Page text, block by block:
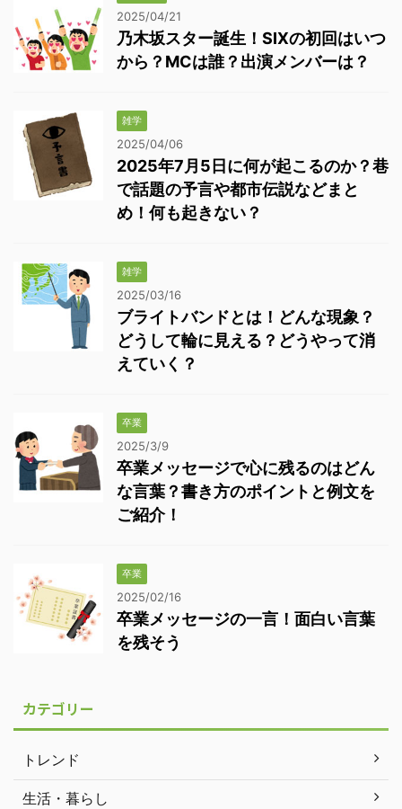
2025/04/21
乃木坂スター誕生！SIXの初回はいつ
から？MCは誰？出演メンバーは？
雑学
2025/04/06
2025年7月5日に何が起こるのか？巷
で話題の予言や都市伝説などまと
め！何も起きない？
雑学
2025/03/16
ブライトバンドとは！どんな現象？
どうして輪に見える？どうやって消
えていく？
卒業
2025/3/9
卒業メッセージで心に残るのはどん
な言葉？書き方のポイントと例文を
ご紹介！
卒業
2025/02/16
卒業メッセージの一言！面白い言葉
を残そう
カテゴリー
トレンド
生活・暮らし